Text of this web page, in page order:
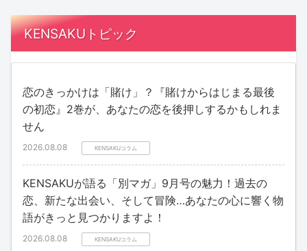
KENSAKUトピック
恋のきっかけは「賭け」？『賭けからはじまる最後
の初恋』2巻が、あなたの恋を後押しするかもしれま
せん
2026.08.08 KENSAKUコラム
KENSAKUが語る「別マガ」9月号の魅力！過去の
恋、新たな出会い、そして冒険…あなたの心に響く物
語がきっと見つかりますよ！
2026.08.08 KENSAKUコラム